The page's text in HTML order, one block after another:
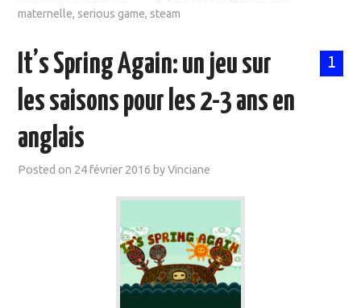
maternelle, serious game, steam
1
It’s Spring Again: un jeu sur
les saisons pour les 2-3 ans en
anglais
Posted on 24 février 2016 byVinciane